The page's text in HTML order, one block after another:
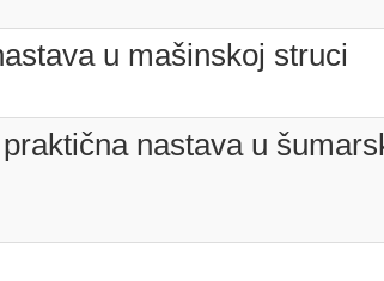
u mašinskoj struci
nastava u